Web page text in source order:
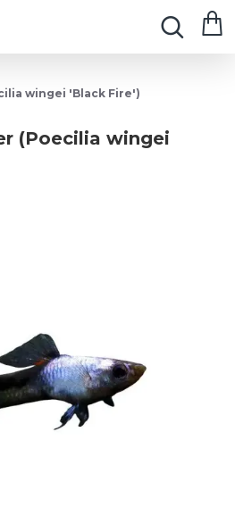
wingei 'Black Fire')
(Poecilia wingei